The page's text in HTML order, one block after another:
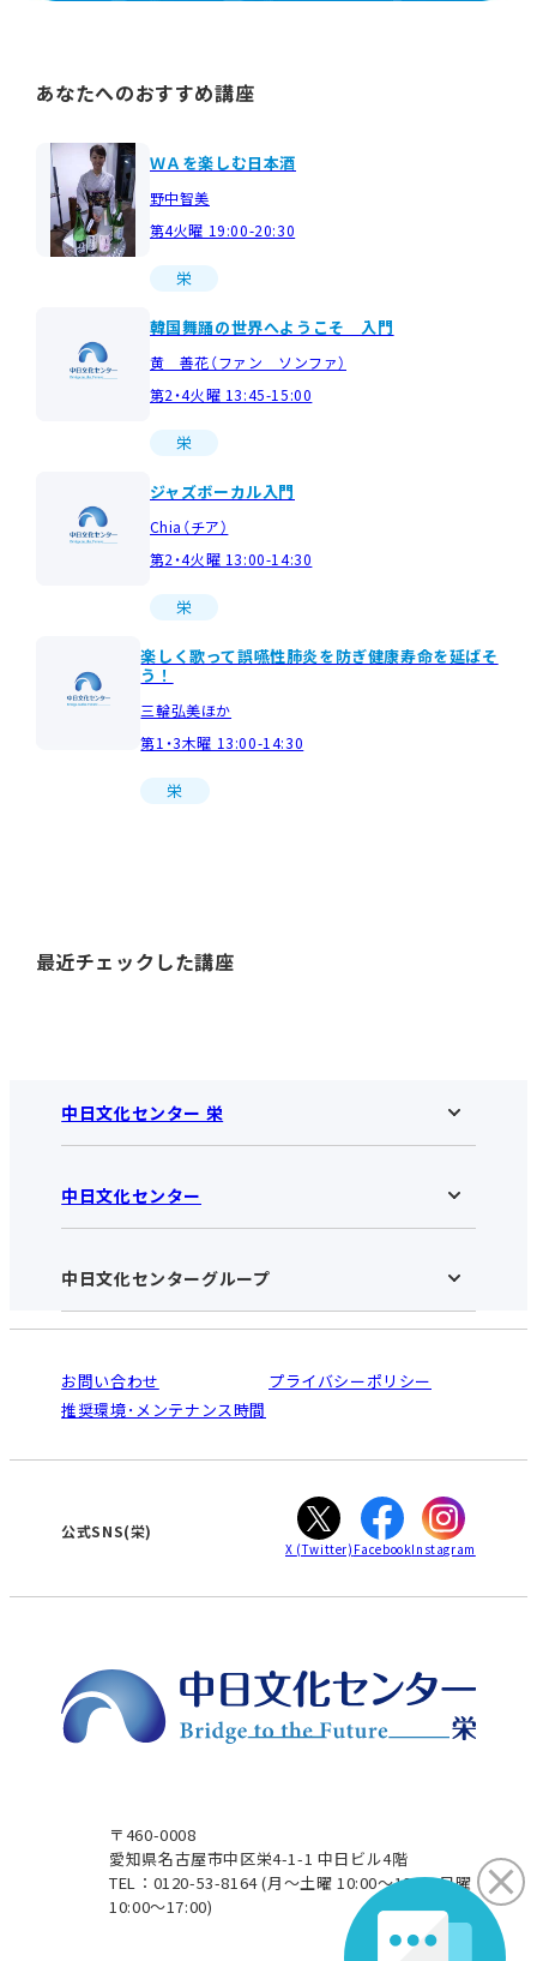
あなたへのおすすめ講座
ＷＡを楽しむ日本酒
野中智美
第4火曜 19:00-20:30
栄
韓国舞踊の世界へようこそ 入門
黄 善花（ファン ソンファ）
第2・4火曜 13:45-15:00
栄
ジャズボーカル入門
Chia（チア）
第2・4火曜 13:00-14:30
栄
楽しく歌って誤嚥性肺炎を防ぎ健康寿命を延ばそ
う！
三輪弘美ほか
第1・3木曜 13:00-14:30
栄
最近チェックした講座
中日文化センター 栄
中日文化センター 栄HOME
お知らせ
アクセス･営業時間
お申し込みの流れ
入会と受講のご案内
中日文化センター
中日文化センターHOME
中日文化センターとは
受講規約・会員特典
ご利用ガイド
オンライン講座受講の手順
WEBサイトのよくある質問
中日文化センターグループ
南大高
犬山
高蔵寺
大垣
津
お問い合わせ
プライバシーポリシー
推奨環境･メンテナンス時間
〒460-0008
愛知県名古屋市中区栄4-1-1 中日ビル4階
TEL：0120-53-8164(月～土曜 10:00～19:00 日曜
10:00～17:00)
公式SNS(栄)
X (Twitter) FacebookInstagram